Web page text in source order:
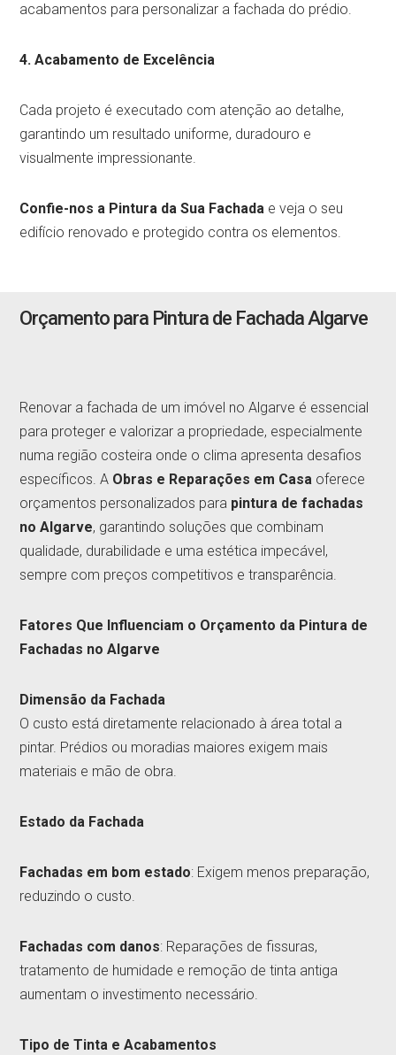
acabamentos para personalizar a fachada do prédio.
4. Acabamento de Excelência
Cada projeto é executado com atenção ao detalhe,
garantindo um resultado uniforme, duradouro e
visualmente impressionante.
Confie-nos a Pintura da Sua Fachada e veja o seu
edifício renovado e protegido contra os elementos.
Orçamento para Pintura de Fachada Algarve
Renovar a fachada de um imóvel no Algarve é essencial
para proteger e valorizar a propriedade, especialmente
numa região costeira onde o clima apresenta desafios
específicos. A Obras e Reparações em Casa oferece
orçamentos personalizados para pintura de fachadas
no Algarve, garantindo soluções que combinam
qualidade, durabilidade e uma estética impecável,
sempre com preços competitivos e transparência.
Fatores Que Influenciam o Orçamento da Pintura de
Fachadas no Algarve
Dimensão da Fachada
O custo está diretamente relacionado à área total a
pintar. Prédios ou moradias maiores exigem mais
materiais e mão de obra.
Estado da Fachada
Fachadas em bom estado: Exigem menos preparação,
reduzindo o custo.
Fachadas com danos: Reparações de fissuras,
tratamento de humidade e remoção de tinta antiga
aumentam o investimento necessário.
Tipo de Tinta e Acabamentos